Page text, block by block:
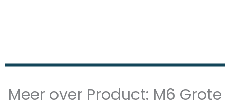
Meer over Product: M6 Grote